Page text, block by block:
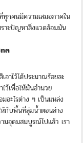
กคนมีความเสมอภาคใน
าะปัญหาสิ่งแวดล้อมมัน
๓
อาไว้ได้ประมาณร้อยละ
ว้เพื่อให้มันอำนวย
อะไรต่าง ๆ เป็นแหล่ง
กับพื้นที่ลุ่มน้ำตอนล่าง
มอุดมสมบูรณ์ไปแล้ว เรา